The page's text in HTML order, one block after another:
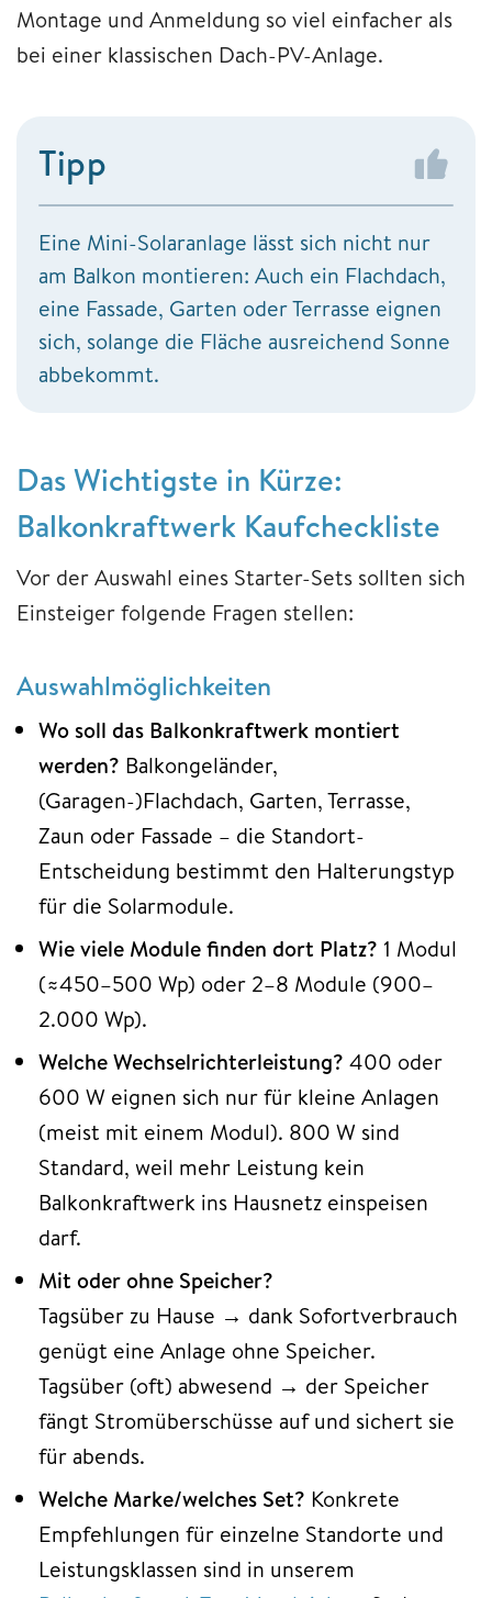
Montage und Anmeldung so viel einfacher als
bei einer klassischen Dach-PV-Anlage.
Tipp
Eine Mini-Solaranlage lässt sich nicht nur
am Balkon montieren: Auch ein Flachdach,
eine Fassade, Garten oder Terrasse eignen
sich, solange die Fläche ausreichend Sonne
abbekommt.
Das Wichtigste in Kürze:
Balkonkraftwerk Kaufcheckliste
Vor der Auswahl eines Starter-Sets sollten sich
Einsteiger folgende Fragen stellen:
Auswahlmöglichkeiten
Wo soll das Balkonkraftwerk montiert
werden? Balkongeländer,
(Garagen-)Flachdach, Garten, Terrasse,
Zaun oder Fassade – die Standort-
Entscheidung bestimmt den Halterungstyp
für die Solarmodule.
Wie viele Module finden dort Platz? 1 Modul
(≈450–500 Wp) oder 2–8 Module (900–
2.000 Wp).
Welche Wechselrichterleistung? 400 oder
600 W eignen sich nur für kleine Anlagen
(meist mit einem Modul). 800 W sind
Standard, weil mehr Leistung kein
Balkonkraftwerk ins Hausnetz einspeisen
darf.
Mit oder ohne Speicher?
Tagsüber zu Hause → dank Sofortverbrauch
genügt eine Anlage ohne Speicher.
Tagsüber (oft) abwesend → der Speicher
fängt Stromüberschüsse auf und sichert sie
für abends.
Welche Marke/welches Set? Konkrete
Empfehlungen für einzelne Standorte und
Leistungsklassen sind in unserem